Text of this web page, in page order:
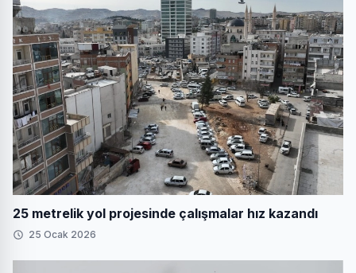
25 metrelik yol projesinde çalışmalar hız kazandı
25 Ocak 2026